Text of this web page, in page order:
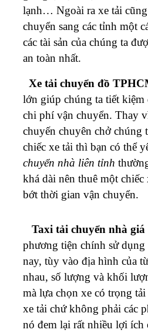
lạnh… Ngoài ra xe tải
chuyển sang các tỉnh một
các tài sản của chúng ta
an toàn nhất.
Xe tải chuyển đồ
lớn giúp chúng ta tiết
chi phí vận chuyển. Thay
chuyến chuyên chở chúng
chiếc xe tải thì bạn có thể
chuyển nhà liên tỉnh
khá dài nên thuê một chiếc
bớt thời gian vận chuyển.
Taxi tải chuyển nhà giá
phương tiện chính sử
nay, tùy vào địa hình của
nhau, số lượng và khối
mà lựa chọn xe có trọng
xe tải chứ không phải các
nó đem lại rất nhiều lợi ích